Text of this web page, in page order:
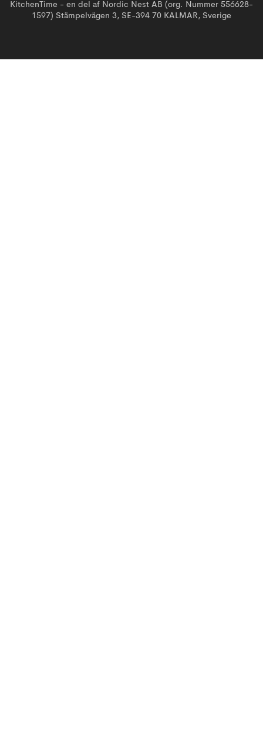
KitchenTime - en del af Nordic Nest AB (org. Nummer 556628-
1597) Stämpelvägen 3, SE-394 70 KALMAR, Sverige